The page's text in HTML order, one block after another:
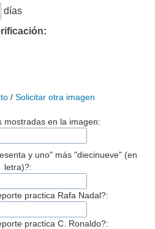
días
/ Solicitar otra imagen
mostradas en la imagen:
y uno" más "diecinueve" (en
letra)?:
practica Rafa Nadal?:
practica C. Ronaldo?: